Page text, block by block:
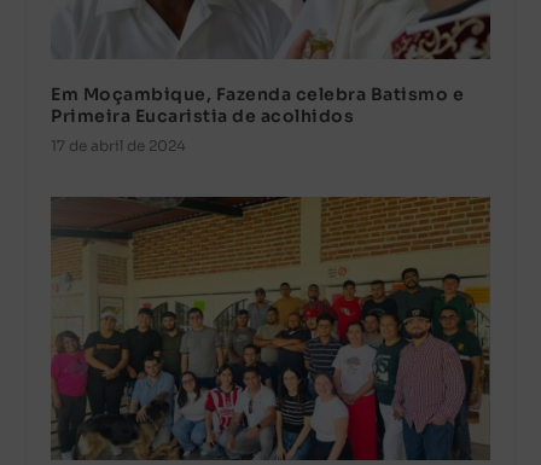
Em Moçambique, Fazenda celebra Batismo e
Primeira Eucaristia de acolhidos
17 de abril de 2024